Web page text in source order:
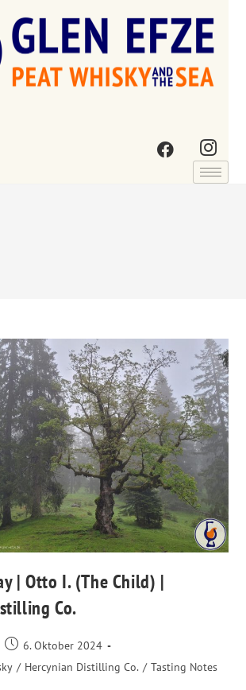
| Otto I. (The Child) |
Co.
6. Oktober 2024
/ Hercynian Distilling Co. / Tasting Notes